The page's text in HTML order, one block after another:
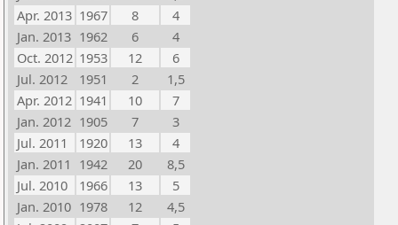
Apr. 2013 1967 8
4
Jan. 2013 1962 6
4
Oct. 2012 1953 12
6
Jul. 2012
1951 2
1,5
Apr. 2012 1941 10
7
Jan. 2012 1905 7
3
Jul. 2011
1920 13
4
Jan. 2011 1942 20
8,5
Jul. 2010
1966 13
5
Jan. 2010 1978 12
4,5